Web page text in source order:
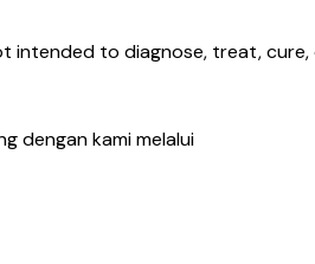
to diagnose, treat, cure,
dengan kami melalui